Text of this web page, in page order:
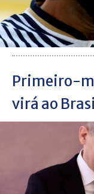
Primeiro-
virá ao